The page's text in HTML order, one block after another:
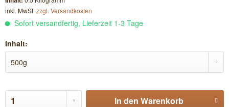
inkl. MwSt. zzgl. Versandkosten
Sofort versandfertig, Lieferzeit 1-3 Tage
Inhalt:
In den Warenkorb